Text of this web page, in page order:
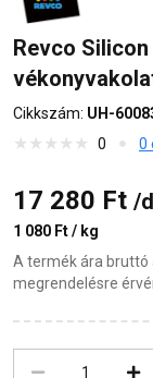
Revco
Cikkszám: UH-
0
0
17 280 Ft /
1 080 Ft / kg
A termék ára bruttó
megrendelésre